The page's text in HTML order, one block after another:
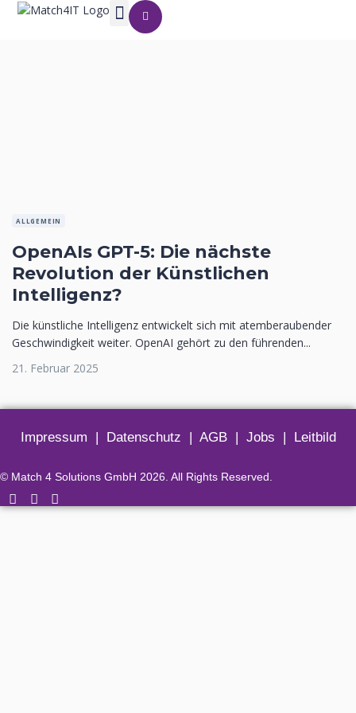
ALLGEMEIN
OpenAIs GPT-5: Die nächste
Revolution der Künstlichen
Intelligenz?
Die künstliche Intelligenz entwickelt sich mit atemberaubender
Geschwindigkeit weiter. OpenAI gehört zu den führenden...
21. Februar 2025
Impressum | Datenschutz | AGB| Jobs | Leitbild
© Match 4 Solutions GmbH 2026. All Rights Reserved.